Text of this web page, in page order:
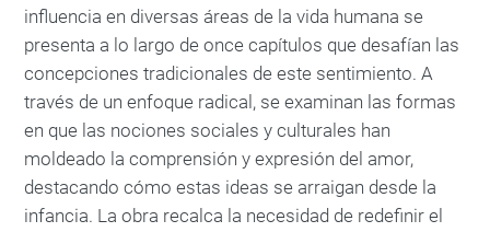
influencia en diversas áreas de la vida humana se
presenta a lo largo de once capítulos que desafían las
concepciones tradicionales de este sentimiento. A
través de un enfoque radical, se examinan las formas
en que las nociones sociales y culturales han
moldeado la comprensión y expresión del amor,
destacando cómo estas ideas se arraigan desde la
infancia. La obra recalca la necesidad de redefinir el